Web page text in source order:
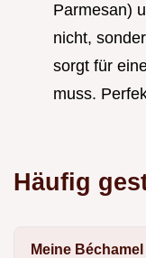
Parmesan)
nicht,
sorgt für
muss.
Häufig
Meine